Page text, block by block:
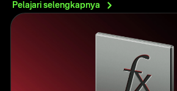
Pelajari selengkapnya